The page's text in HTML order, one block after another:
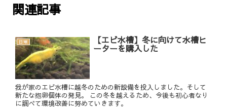
関連記事
日常 【エビ水槽】冬に向けて水槽ヒ
ーターを購入した
我が家のエビ水槽に越冬のための新設備を投入しました。そして
新たな抱卵個体の発見。 この冬を越えるため、今後も初心者なり
に調べて環境改善に努めていきます。